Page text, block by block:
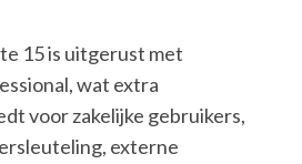
15 is uitgerust met
wat extra
voor zakelijke gebruikers,
externe